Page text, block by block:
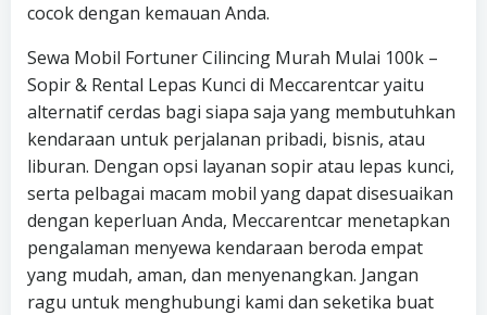
cocok dengan kemauan Anda.
Sewa Mobil Fortuner Cilincing Murah Mulai 100k –
Sopir & Rental Lepas Kunci di Meccarentcar yaitu
alternatif cerdas bagi siapa saja yang membutuhkan
kendaraan untuk perjalanan pribadi, bisnis, atau
liburan. Dengan opsi layanan sopir atau lepas kunci,
serta pelbagai macam mobil yang dapat disesuaikan
dengan keperluan Anda, Meccarentcar menetapkan
pengalaman menyewa kendaraan beroda empat
yang mudah, aman, dan menyenangkan. Jangan
ragu untuk menghubungi kami dan seketika buat